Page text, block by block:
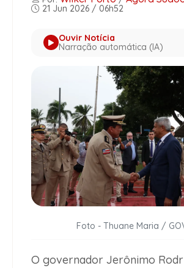
21 Jun 2026 / 06h52
Ouvir Notícia
Narração automática (IA)
Foto - Thuane Maria /
O governador Jerônimo